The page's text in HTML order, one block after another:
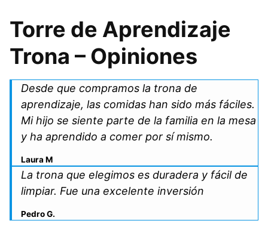
Torre de Aprendizaje
Trona – Opiniones
Desde que compramos la trona de
aprendizaje, las comidas han sido más fáciles.
Mi hijo se siente parte de la familia en la mesa
y ha aprendido a comer por sí mismo.
Laura M
La trona que elegimos es duradera y fácil de
limpiar. Fue una excelente inversión
Pedro G.